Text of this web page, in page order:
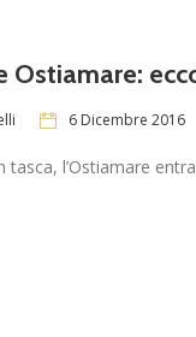
Ostiamare:
6 Dicembre 2016
tasca, l’Ostiamare